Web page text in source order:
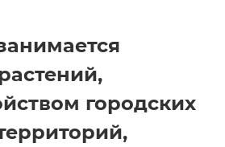
городских